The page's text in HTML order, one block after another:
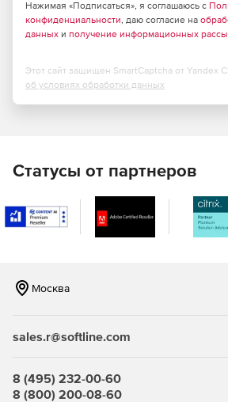
MIMEsweeper позволяет
MIMEsweeper поддерживает TLS
важных писем.
Нажимая «Подписаться», я соглашаюсь с
конфиденциальности, даю согласие на
данных и получение информационных
Этот сайт защищен SmartCaptcha от Yandex
об условиях обработки данных
Статусы от партнеров
Москва
sales.r@softline.com
8 (495) 232-00-60
8 (800) 200-08-60